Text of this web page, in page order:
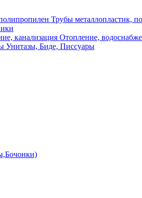
Трубы металлопластик,
Отопление,
Унитазы, Биде, Писсуары